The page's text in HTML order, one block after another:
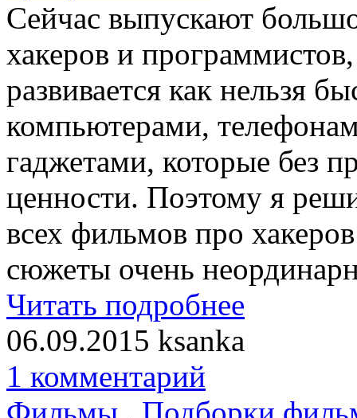
Сейчас выпускают
хакеров и
развивается как нельзя
компьютерами,
гаджетами, которые без
ценности. Поэтому я
всех фильмов про
сюжеты очень
Читать подробнее
06.09.2015 ksanka
1 комментарий